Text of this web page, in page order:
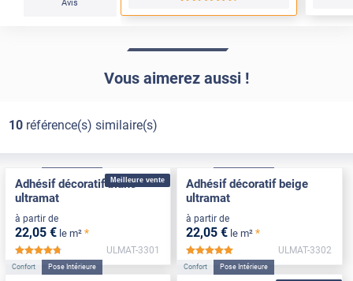
Avis
Vous aimerez aussi !
10référence(s) similaire(s)
Meilleure vente
Adhésif décoratif blanc
ultramat
à partir de
22,05 € le m² *
*****
ULMAT-3301
Adhésif décoratif beige
ultramat
à partir de
22,05 € le m² *
ULMAT-3302
Confort Pose Intérieure Confort Pose Intérieure